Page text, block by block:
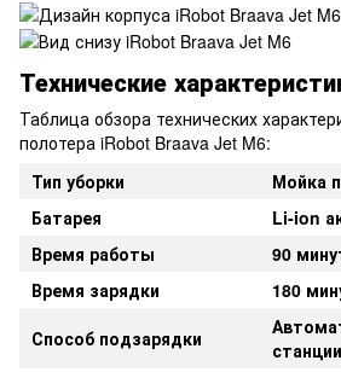
Технические
Таблица обзора технических
полотера iRobot Braava Jet M6:
Тип уборки
Мойка
Батарея
Li-ion
Время работы
90
Время зарядки
180
Способ подзарядки